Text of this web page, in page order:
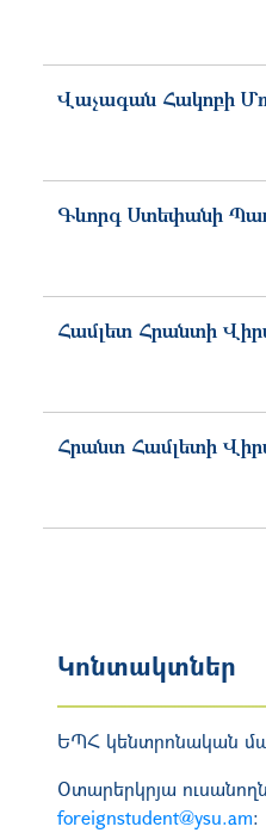
Վաչագան Հակոբի
Գևորգ Ստեփանի
Համլետ Հրանտի
Հրանտ Համլետի
Կոնտակտներ
ԵՊՀ կենտրոնական
Օտարերկրյա
foreignstudent@ysu.am։